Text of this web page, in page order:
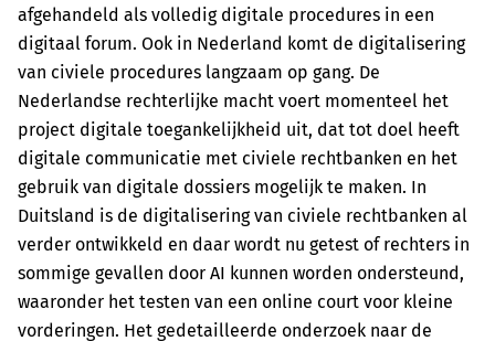
afgehandeld als volledig digitale procedures in een
digitaal forum. Ook in Nederland komt de digitalisering
van civiele procedures langzaam op gang. De
Nederlandse rechterlijke macht voert momenteel het
project digitale toegankelijkheid uit, dat tot doel heeft
digitale communicatie met civiele rechtbanken en het
gebruik van digitale dossiers mogelijk te maken. In
Duitsland is de digitalisering van civiele rechtbanken al
verder ontwikkeld en daar wordt nu getest of rechters in
sommige gevallen door AI kunnen worden ondersteund,
waaronder het testen van een online court voor kleine
vorderingen. Het gedetailleerde onderzoek naar de